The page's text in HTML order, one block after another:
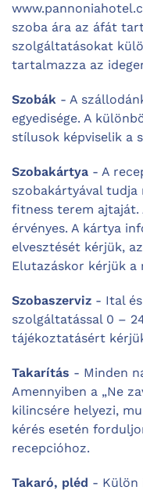
szoba ára az áfát
szolgáltatásokat
tartalmazza az
Szobák - A
egyedisége. A
stílusok képviselik a
Szobakártya - A
szobakártyával tudja
fitness terem ajtaját.
érvényes. A kártya
elvesztését kérjük,
Elutazáskor kérjük a
Szobaszerviz - Ital
szolgáltatással 0 –
tájékoztatásért
Takarítás - Minden
Amennyiben a „Ne
kilincsére helyezi,
kérés esetén
recepcióhoz.
Takaró, pléd - Külön